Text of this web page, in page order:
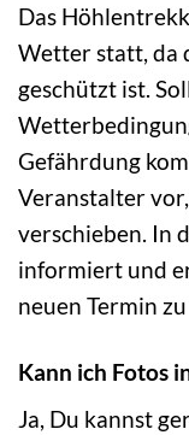
Das
Wetter statt, da
geschützt ist.
Gefährdung
Veranstalter
verschieben. In
informiert und
neuen Termin
Kann ich Fotos
Ja, Du kannst